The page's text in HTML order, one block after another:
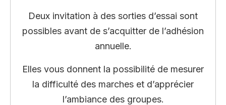
Deux invitation à des sorties d’essai sont
possibles avant de s’acquitter de l’adhésion
annuelle.
Elles vous donnent la possibilité de mesurer
la difficulté des marches et d’apprécier
l’ambiance des groupes.